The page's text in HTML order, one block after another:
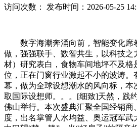
访问次数： 发布时间：2026-05-25
数字海潮奔涌向前，智能变化席卷
做，强强联手、数智共生，以科技之
材）研究表白，食物车间地坪不及
位，正在门窗行业激起不小的波涛
幕，做为全球设想潮水的风向标，
取国际设想师。。。[细致]天然，践
佛山举行。本次盛典汇聚全国经销
度，出名掌管人水均益、奥运冠军